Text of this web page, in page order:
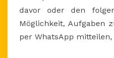
davor oder den
Möglichkeit, Aufgaben
per WhatsApp